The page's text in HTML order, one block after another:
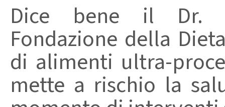
Dice bene il Dr.
Fondazione della
di alimenti ultra-
mette a rischio la